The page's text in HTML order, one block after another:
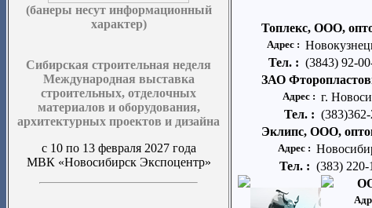
(банеры несут информационный
характер)
Сибирская строительная неделя
Международная выставка
строительных, отделочных
материалов и оборудования,
архитектурных проектов и дизайна
с 10 по 13 февраля 2027 года
МВК «Новосибирск Экспоцентр»
Топлекс, ООО,
Адрес :
Тел. : (3843) 92-
ЗАО
Адрес : г.
Тел. :
Эклипс, ООО,
Адрес :
Тел. : (383) 220-